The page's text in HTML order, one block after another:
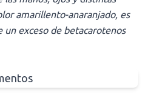
amarillento-anaranjado, es
un exceso de betacarotenos